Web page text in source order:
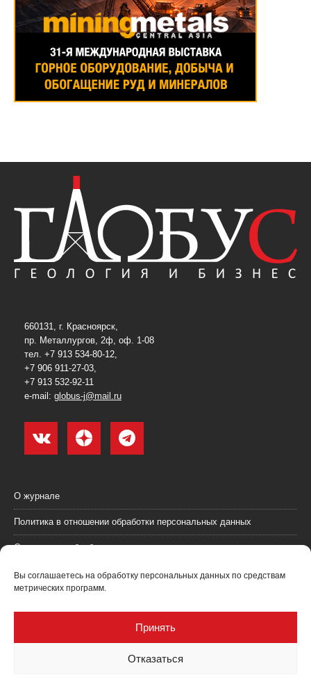
Вы соглашаетесь на обработку персональных данных по средствам
метрических программ.
Принять
Отказаться
660131, г. Красноярск,
пр. Металлургов, 2ф, оф. 1-08
тел. +7 913 534-80-12,
+7 906 911-27-03,
+7 913 532-92-11
e-mail: globus-j@mail.ru
О журнале
Политика в отношении обработки персональных данных
Согласие на обработку персональных данных
Пользовательское соглашение (оферта)